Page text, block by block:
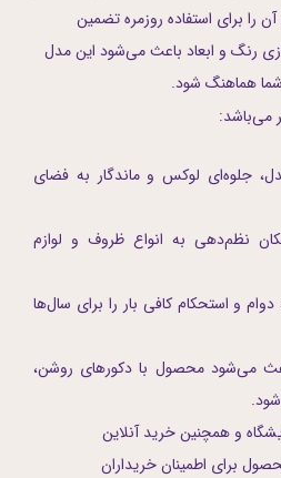
را برای استفاده روزمره تضمین
رنگ و ابعاد باعث می‌شود این مدل
هماهنگ شود.
جلوه‌ای لوکس و ماندگار به فضای
نظم‌دهی به انواع ظروف و لوازم
دوام و استحکام کافی بار را برای سال‌ها
می‌شود محصول با دکورهای روشن،
و همچنین خرید آنلاین
برای اطمینان خریداران